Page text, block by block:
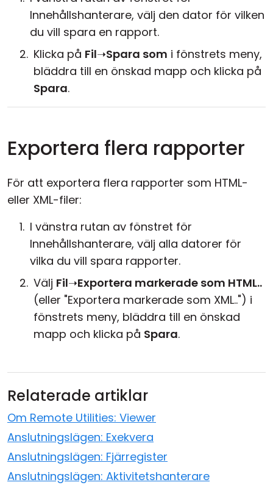
Innehållshanterare, välj den dator för vilken
du vill spara en rapport.
Klicka på Fil➝Spara som i fönstrets meny,
bläddra till en önskad mapp och klicka på
Spara.
Exportera flera rapporter
För att exportera flera rapporter som HTML-
eller XML-filer:
I vänstra rutan av fönstret för
Innehållshanterare, välj alla datorer för
vilka du vill spara rapporter.
Välj Fil➝Exportera markerade som HTML..
(eller "Exportera markerade som XML..") i
fönstrets meny, bläddra till en önskad
mapp och klicka på Spara.
Relaterade artiklar
Om Remote Utilities: Viewer
Anslutningslägen: Exekvera
Anslutningslägen: Fjärregister
Anslutningslägen: Aktivitetshanterare